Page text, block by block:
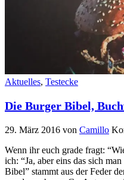
Aktuelles, Testecke
Die Burger Bibel,
29. März 2016 von Camillo
Wenn ihr euch grade fragt:
ich: “Ja, aber eins das sich
Bibel” stammt aus der Feder